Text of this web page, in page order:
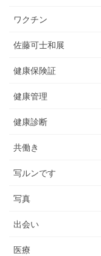
ワクチン
佐藤可士和展
健康保険証
健康管理
健康診断
共働き
写ルンです
写真
出会い
医療